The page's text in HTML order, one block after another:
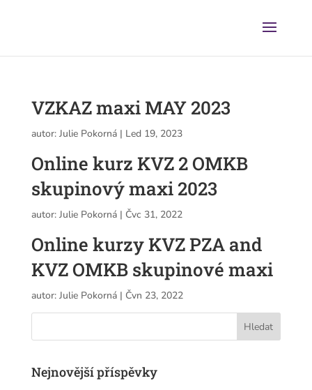
VZKAZ maxi MAY 2023
autor: Julie Pokorná| Led 19, 2023
Online kurz KVZ 2 OMKB
skupinový maxi 2023
autor: Julie Pokorná| Čvc 31, 2022
Online kurzy KVZ PZA and
KVZ OMKB skupinové maxi
autor: Julie Pokorná| Čvn 23, 2022
Nejnovější příspěvky